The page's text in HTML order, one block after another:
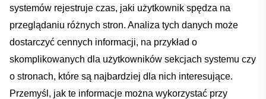
⁢systemów rejestruje czas,⁣ jaki użytkownik spędza na
przeglądaniu różnych stron. Analiza tych danych może
dostarczyć cennych‌ informacji, na przykład o
skomplikowanych dla użytkowników⁣ sekcjach systemu ‍czy
o stronach, które‌ są najbardziej dla ‌nich ⁢interesujące.
Przemyśl, jak te informacje można wykorzystać przy